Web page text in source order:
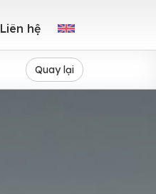
Liên hệ
Quay lại